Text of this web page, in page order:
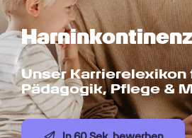
Harn­inkontinenz
Unser Karrierelexikon
Pädagogik, Pflege &